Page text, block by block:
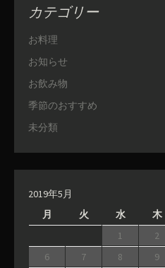
カテゴリー
お料理
お知らせ
お飲み物
季節のおすすめ
未分類
2019年5月
月
火 水 木
1 2
6
7 8 9